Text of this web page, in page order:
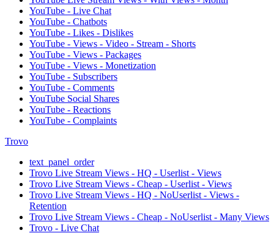
YouTube - Live Chat
YouTube - Chatbots
YouTube - Likes - Dislikes
YouTube - Views - Video - Stream - Shorts
YouTube - Views - Packages
YouTube - Views - Monetization
YouTube - Subscribers
YouTube - Comments
YouTube Social Shares
YouTube - Reactions
YouTube - Complaints
Trovo
text_panel_order
Trovo Live Stream Views - HQ - Userlist - Views
Trovo Live Stream Views - Cheap - Userlist - Views
Trovo Live Stream Views - HQ - NoUserlist - Views -
Retention
Trovo Live Stream Views - Cheap - NoUserlist - Many Views
Trovo - Live Chat